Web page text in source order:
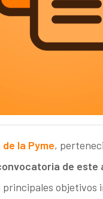
la Pyme,
de este
principales objetivos